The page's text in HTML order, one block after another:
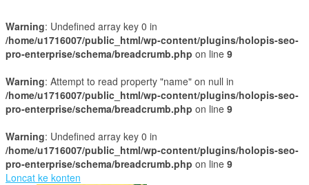
Warning: Undefined array key 0 in
/home/u1716007/public_html/wp-content/plugins/holopis-seo-
pro-enterprise/schema/breadcrumb.php on line 9
Warning: Attempt to read property "name" on null in
/home/u1716007/public_html/wp-content/plugins/holopis-seo-
pro-enterprise/schema/breadcrumb.php on line 9
Warning: Undefined array key 0 in
/home/u1716007/public_html/wp-content/plugins/holopis-seo-
pro-enterprise/schema/breadcrumb.php on line 9
Loncat ke konten